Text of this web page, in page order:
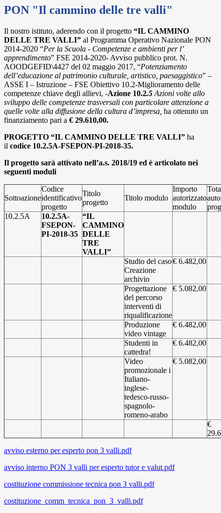
PON "Il cammino delle tre valli"
Il nostro istituto, aderendo con il progetto “IL CAMMINO
DELLE TRE VALLI” al Programma Operativo Nazionale PON
2014-2020 “Per la Scuola - Competenze e ambienti per l’
apprendimento” FSE 2014-2020- Avviso pubblico prot. N.
AOODGEFID\4427 del 02 maggio 2017, “Potenziamento
dell’educazione al patrimonio culturale, artistico, paesaggistico” –
ASSE I – Istruzione – FSE Obiettivo 10.2-Miglioramento delle
competenze chiave degli allievi, -Azione 10.2.5 Azioni volte allo
sviluppo delle competenze trasversali con particolare attenzione a
quelle volte alla diffusione della cultura d’impresa, ha ottenuto un
finanziamento pari a € 29.610,00.
PROGETTO “IL CAMMINO DELLE TRE VALLI” ha
il codice 10.2.5A-FSEPON-PI-2018-35.
Il progetto sarà attivato nell’a.s. 2018/19 ed è articolato nei
seguenti moduli
Sottoazione
Codice
identificativo
progetto
Titolo
progetto
Titolo modulo
Importo
autorizzato
modulo
10.2.5A
10.2.5A-
FSEPON-
PI-2018-35
“IL
CAMMINO
DELLE
TRE
VALLI”
Studio del caso
Creazione
archivio
€ 6.482,00
Progettazione
del percorso
interventi di
riqualificazione
€ 5.082,00
Produzione
video vintage
€ 6.482,00
Studenti in
cattedra!
€ 6.482,00
Video
promozionale i
Italiano-
inglese-
tedesco-russo-
spagnolo-
romeno-arabo
€ 5.082,00
€
avviso esterno per esperto pon 3 valli.pdf
avviso interno PON 3 valli per esperto tutor e valut.pdf
costituzione commissione tecnica pon 3 valli.pdf
costituzione_comm_tecnica_pon_3_valli.pdf